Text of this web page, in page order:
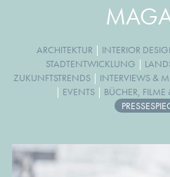
ARCHITEKTUR | INTERIOR
STADTENTWICKLUNG |
ZUKUNFTSTRENDS | INTERVIEWS &
| EVENTS | BÜCHER, FILME